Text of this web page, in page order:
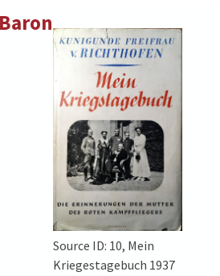
Source ID: 10, Mein
Kriegestagebuch 1937